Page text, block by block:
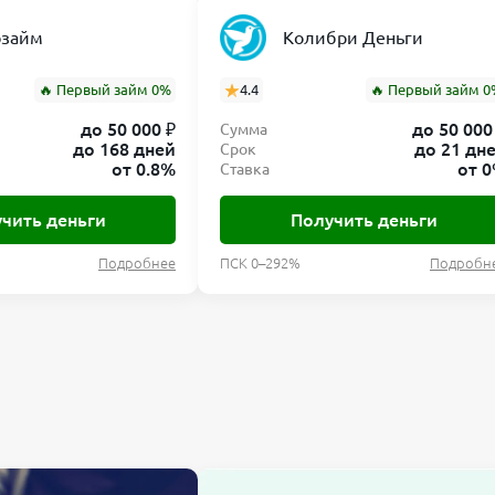
займа.
по своевременному возврату займа.
инструмент.
Банкпрофи ру
получить до 15 000 рублей на 7 дней без процентов
🔥 Первый займ 0%
до 50 000 ₽
до 168 дней
от 0.8%
деньги
Подробнее
Колибри Деньги
4.4 🔥 Первый займ
Сумма до 50
Срок до 21
Ставка от
Получить деньги
ПСК 0–292%